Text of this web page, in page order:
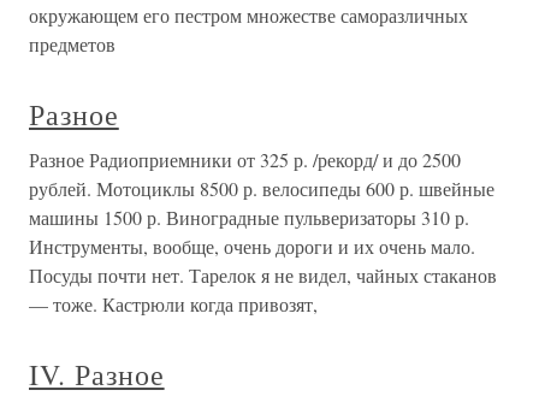
окружающем его пестром множестве саморазличных
предметов
Разное
Разное Радиоприемники от 325 р. /рекорд/ и до 2500
рублей. Мотоциклы 8500 р. велосипеды 600 р. швейные
машины 1500 р. Виноградные пульверизаторы 310 р.
Инструменты, вообще, очень дороги и их очень мало.
Посуды почти нет. Тарелок я не видел, чайных стаканов
— тоже. Кастрюли когда привозят,
IV. Разное